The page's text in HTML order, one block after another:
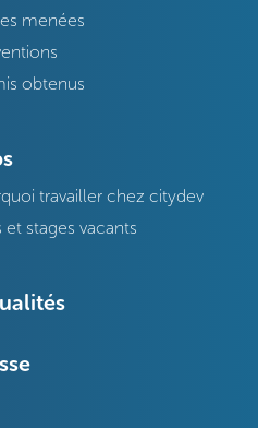
menées
obtenus
travailler chez citydev
et stages vacants